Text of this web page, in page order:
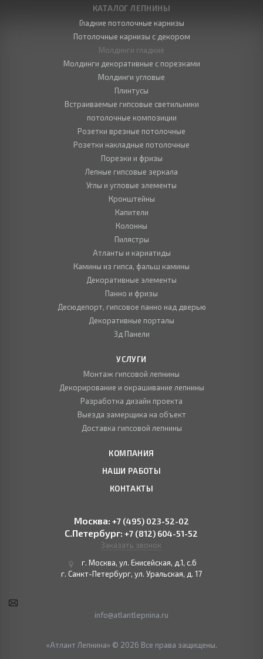
КАТАЛОГ ЛЕПНИНЫ
Гладкие потолочные карнизы
Потолочные карнизы с декором
Молдинги гладкие
Молдинги декоративные с порезками
Молдинги угловые
Плинтусы
Встраиваемые гипсовые светильники
потолочные композиции
Розетки врезные потолочные
Розетки накладные потолочные
Порезки и фризы
Лепные гипсовые зеркала
Углы и угловые элементы
Кронштейны
Капители
Колонны
Пилястры
Атланты и кариатиды
Камины из гипса, фальш камины
Декоративные элементы
Панно и фризы
Десюдепорт, гипсовое панно над дверью
Декоративные порталы
3д Панели
УСЛУГИ
Монтаж гипсовой лепнины
Декорирование и окрашивание лепнины
Разработка дизайн проекта
Выезда замерщика на объект
Доставка гипсовой лепнины
КОМПАНИЯ
НАШИ РАБОТЫ
КОНТАКТЫ
Москва: +7 (495) 023-52-02
С.Петербург: +7 (812) 604-51-52
Заказать звонок
г. Москва, ул. Енисейская, д.1, с.6
г. Санкт-Петербург, ул. Уральская, д. 17
info@atlantlepnina.ru
«Атлант Лепнина» © 2026 Все права защищены.